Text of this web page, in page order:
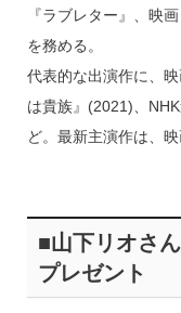
『ラブレター』、映
を務める。
代表的な出演作に、
は貴族』(2021)、
ど。最新主演作は、
■山下リオさ
プレゼント